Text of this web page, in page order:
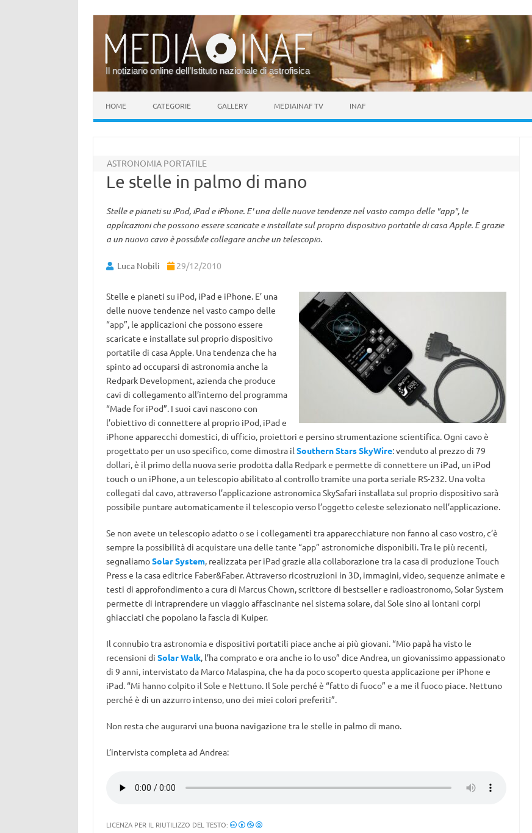
Il notiziario online dell’Istituto nazionale di astrofisica
HOME CATEGORIE GALLERY MEDIAINAF TV INAF
ASTRONOMIA PORTATILE
Le stelle in palmo di mano
Stelle e pianeti su iPod, iPad e iPhone. E' una delle nuove tendenze nel vasto campo delle "app", le
applicazioni che possono essere scaricate e installate sul proprio dispositivo portatile di casa Apple. E grazie
a un nuovo cavo è possibile collegare anche un telescopio.
Luca Nobili 29/12/2010
Stelle e pianeti su iPod, iPad e iPhone. E’ una
delle nuove tendenze nel vasto campo delle
“app”, le applicazioni che possono essere
scaricate e installate sul proprio dispositivo
portatile di casa Apple. Una tendenza che ha
spinto ad occuparsi di astronomia anche la
Redpark Development, azienda che produce
cavi di collegamento all’interno del programma
“Made for iPod”. I suoi cavi nascono con
l’obiettivo di connettere al proprio iPod, iPad e
iPhone apparecchi domestici, di ufficio, proiettori e persino strumentazione scientifica. Ogni cavo è
progettato per un uso specifico, come dimostra il Southern Stars SkyWire: venduto al prezzo di 79
dollari, è il primo della nuova serie prodotta dalla Redpark e permette di connettere un iPad, un iPod
touch o un iPhone, a un telescopio abilitato al controllo tramite una porta seriale RS-232. Una volta
collegati dal cavo, attraverso l’applicazione astronomica SkySafari installata sul proprio dispositivo sarà
possibile puntare automaticamente il telescopio verso l’oggetto celeste selezionato nell’applicazione.
Se non avete un telescopio adatto o se i collegamenti tra apparecchiature non fanno al caso vostro, c’è
sempre la possibilità di acquistare una delle tante “app” astronomiche disponibili. Tra le più recenti,
segnaliamoSolar System, realizzata per iPad grazie alla collaborazione tra la casa di produzione Touch
Press e la casa editrice Faber&Faber. Attraverso ricostruzioni in 3D, immagini, video, sequenze animate e
testi di approfondimento a cura di Marcus Chown, scrittore di bestseller e radioastronomo, Solar System
permette di intraprendere un viaggio affascinante nel sistema solare, dal Sole sino ai lontani corpi
ghiacciati che popolano la fascia di Kuiper.
Il connubio tra astronomia e dispositivi portatili piace anche ai più giovani. “Mio papà ha visto le
recensioni di Solar Walk, l’ha comprato e ora anche io lo uso” dice Andrea, un giovanissimo appassionato
di 9 anni, intervistato da Marco Malaspina, che ha da poco scoperto questa applicazione per iPhone e
iPad. “Mi hanno colpito il Sole e Nettuno. Il Sole perché è “fatto di fuoco” e a me il fuoco piace. Nettuno
perché è di un azzurro intenso, uno dei miei colori preferiti”.
Non resta che augurarvi una buona navigazione tra le stelle in palmo di mano.
L’intervista completa ad Andrea:
LICENZA PER IL RIUTILIZZO DEL TESTO: